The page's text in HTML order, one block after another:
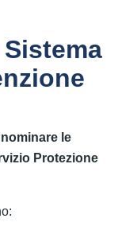
nominare le
Protezione